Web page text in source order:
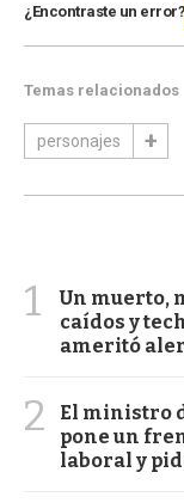
¿Encontraste un error?
Temas relacionados
personajes
1
Un muerto,
caídos y
ameritó
2
El ministro
pone un
laboral y